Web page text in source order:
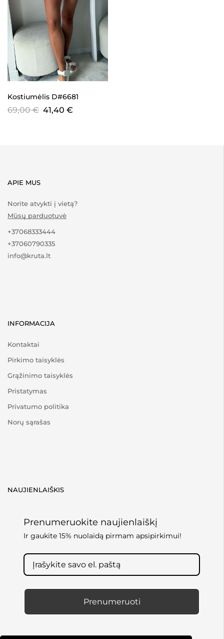
Kostiumėlis D#6681
69,00€ 41,40 €
APIE MUS
Norite atvykti į vietą?
Mūsų parduotuvė
+37068333444
+37060790335
info@kruta.lt
INFORMACIJA
Kontaktai
Pirkimo taisyklės
Grąžinimo taisyklės
Pristatymas
Privatumo politika
Norų sąrašas
NAUJIENLAIŠKIS
Prenumeruokite naujienlaiškį
Ir gaukite 15% nuolaidą pirmam apsipirkimui!
Prenumeruoti